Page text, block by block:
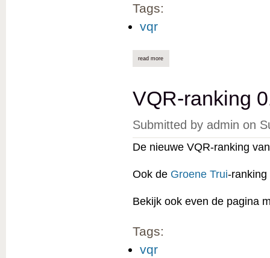
Tags:
vqr
read more
VQR-ranking
Submitted by admin on
De nieuwe VQR-ranking
Ook de Groene Trui-
Bekijk ook even de pagina
Tags:
vqr